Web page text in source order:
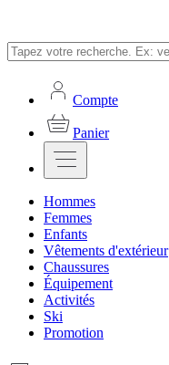
Compte
Panier
Hommes
Femmes
Enfants
Vêtements d'extérieur
Chaussures
Équipement
Activités
Ski
Promotion